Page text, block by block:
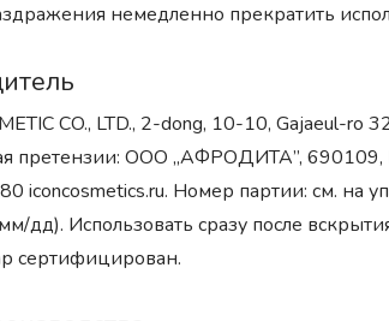
немедленно прекратить
CO., LTD., 2-dong, 10-10, Gajaeul-ro
претензии: ООО „АФРОДИТА”, 690109,
iconcosmetics.ru. Номер партии: см. на
дд). Использовать сразу после
сертифицирован.